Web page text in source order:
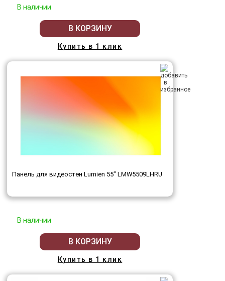
В наличии
В КОРЗИНУ
Купить в 1 клик
Панель для видеостен Lumien 55" LMW5509LHRU
В наличии
В КОРЗИНУ
Купить в 1 клик